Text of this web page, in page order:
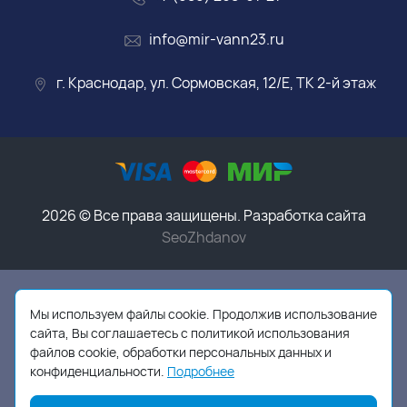
info@mir-vann23.ru
г. Краснодар, ул. Сормовская, 12/Е, ТК 2-й этаж
2026 © Все права защищены. Разработка сайта
SeoZhdanov
Данный интернет-магазин носит исключительно
информационный характер и ни при каких условиях
информационные материалы, размеры, фото и цены
сайта не являются публичной офертой, в соответствии
с пунктом 2 статьи 437 ГК РФ
Мы используем файлы cookie. Продолжив использование
сайта, Вы соглашаетесь с политикой использования
файлов cookie, обработки персональных данных и
конфиденциальности. Подробнее